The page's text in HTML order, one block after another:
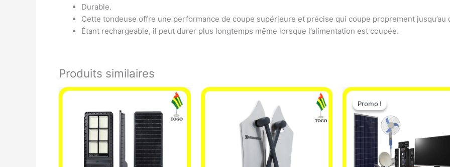
Durable.
Cette tondeuse offre une performance de coupe supérieure et précise qui coupe proprement jusqu’au
Étant rechargeable, il peut durer plus longtemps même lorsque l’alimentation est coupée.
Produits similaires
Promo !
Promo !
Le
initial
était :
430.000 CFA.
Le